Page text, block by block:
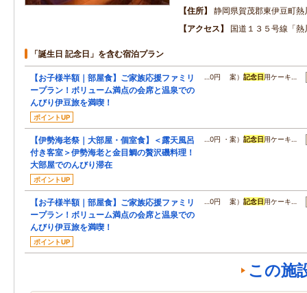
住所
静岡県賀茂郡東伊豆町熱
アクセス
国道１３５号線「
「誕生日 記念日」を含む宿泊プラン
【お子様半額｜部屋食】ご家族応援ファミリ
ープラン！ボリューム満点の会席と温泉での
んびり伊豆旅を満喫！
ポイントUP
…0円 案）記念日 用ケーキ…
【伊勢海老祭｜大部屋・個室食】＜露天風呂
付き客室＞伊勢海老と金目鯛の贅沢磯料理！
大部屋でのんびり滞在
ポイントUP
…0円 ・案）記念日 用ケーキ…
【お子様半額｜部屋食】ご家族応援ファミリ
ープラン！ボリューム満点の会席と温泉での
んびり伊豆旅を満喫！
ポイントUP
…0円 案）記念日 用ケーキ…
この施